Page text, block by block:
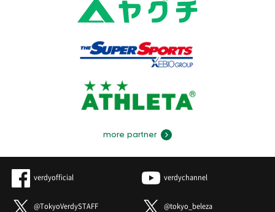
more partner
verdyofficial verdychannel
@TokyoVerdySTAFF @tokyo_beleza